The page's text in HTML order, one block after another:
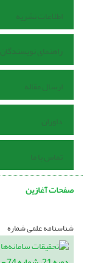
اطلاعات نشریه
راهنمای نویسندگان
ارسال مقاله
داوران
تماس با ما
صفحات آغازین
شناسنامه علمی شماره